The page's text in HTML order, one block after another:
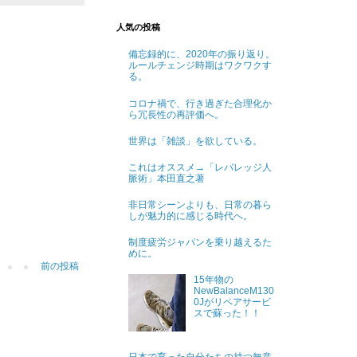
前の投稿
人気の投稿
備忘録的に、2020年の振り返り。
ルールチェンジ時期はワクワクす
る。
コロナ禍で、行き過ぎた合理化か
ら冗長性の再評価へ。
世界は「雑談」を欲している。
これはオススメ→「レバレッジ人
脈術」本田直之著
非日常シーンよりも、日常の暮ら
しが魅力的に感じる時代へ。
制度疲労ジャパンを乗り越えるた
めに。
15年物の
NewBalanceM130
0Jがリペアサービ
スで蘇った！！